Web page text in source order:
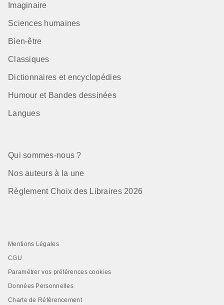
Imaginaire
Sciences humaines
Bien-être
Classiques
Dictionnaires et encyclopédies
Humour et Bandes dessinées
Langues
Qui sommes-nous ?
Nos auteurs à la une
Règlement Choix des Libraires 2026
Mentions Légales
CGU
Paramétrer vos préférences cookies
Données Personnelles
Charte de Référencement